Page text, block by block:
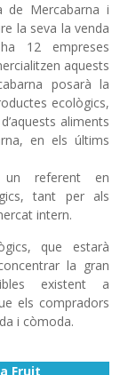
de Mercabarna i
la seva la venda
12 empreses
aquests
posarà la
ecològics,
aliments
en els últims
un referent en
tant per als
intern.
que estarà
la gran
existent a
els compradors
i còmoda.
Fruit